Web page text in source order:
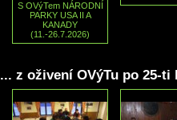
S OVýTem NÁRODNÍ
PARKY USA II A
KANADY
(11.-26.7.2026)
... z oživení OVýTu po 25-ti